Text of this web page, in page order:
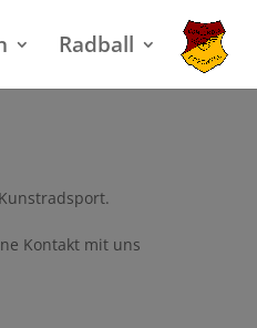
Radball
Kontakt mit uns